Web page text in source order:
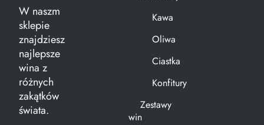
W naszm
sklepie
znajdziesz
najlepsze
wina z
różnych
zakątków
świata.
Kawa
Oliwa
Ciastka
Konfitury
Zestawy
win